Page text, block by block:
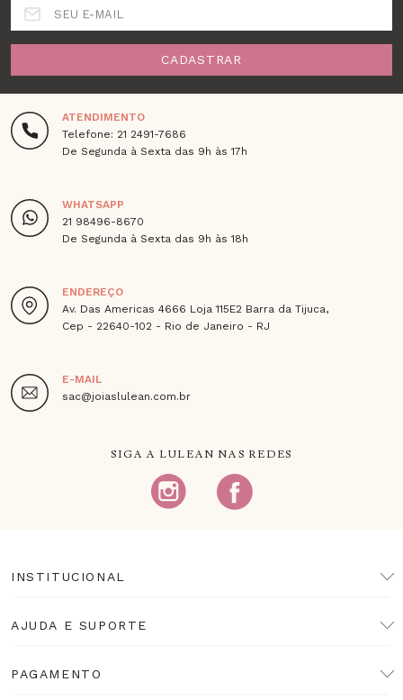
SEU E-MAIL
CADASTRAR
ATENDIMENTO
Telefone: 21 2491-7686
De Segunda à Sexta das 9h às 17h
WHATSAPP
21 98496-8670
De Segunda à Sexta das 9h às 18h
ENDEREÇO
Av. Das Americas 4666 Loja 115E2 Barra da Tijuca,
Cep - 22640-102 - Rio de Janeiro - RJ
E-MAIL
sac@joiaslulean.com.br
SIGA A LULEAN NAS REDES
INSTITUCIONAL
AJUDA E SUPORTE
PAGAMENTO